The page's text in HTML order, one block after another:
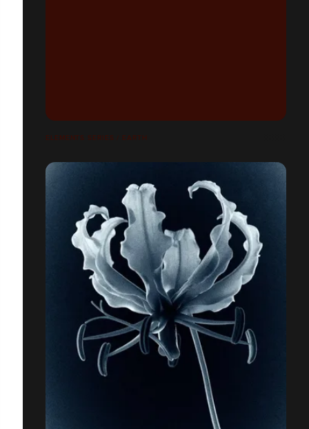
ELEMENTS SERIES / EARTH